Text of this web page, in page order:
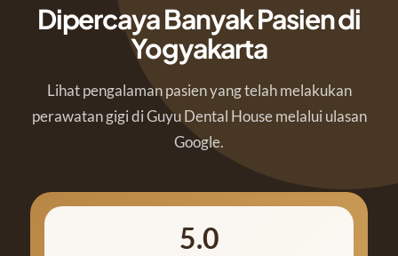
Dipercaya Banyak Pasien di
Yogyakarta
Lihat pengalaman pasien yang telah melakukan
perawatan gigi di Guyu Dental House melalui ulasan
Google.
5.0